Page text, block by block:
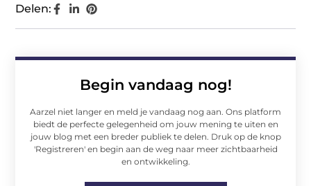
Begin vandaag nog!
Aarzel niet langer en meld je vandaag nog aan. Ons platform
biedt de perfecte gelegenheid om jouw mening te uiten en
jouw blog met een breder publiek te delen. Druk op de knop
'Registreren' en begin aan de weg naar meer zichtbaarheid
en ontwikkeling.
Delen: